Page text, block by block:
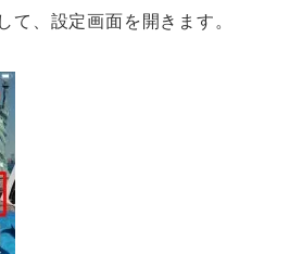
して、設定画面を開きます。